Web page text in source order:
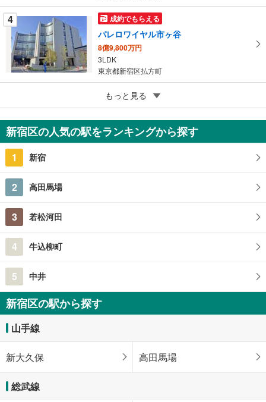
る
4 成約でもらえる
パレロワイヤル市ヶ谷
8億9,800万円
3LDK
東京都新宿区払方町
成約でもらえる
ライトコート四谷
1億800万円
2LDK
もっと見る
新宿区の人気の駅をランキングから探す
1 新宿
2 高田馬場
3 若松河田
4 牛込柳町
5 中井
新宿区の駅から探す
山手線
新大久保 高田馬場
総武線